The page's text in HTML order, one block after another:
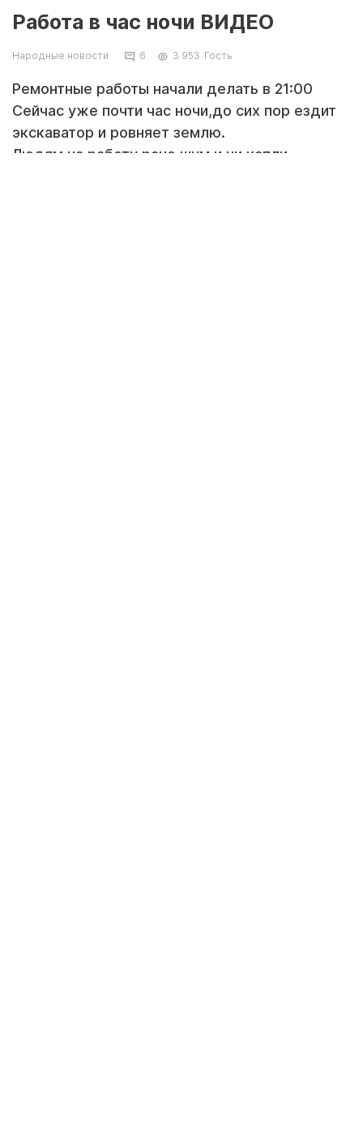
Работа в час ночи ВИДЕО
Народные новости 6 3 953 Гость
Ремонтные работы начали делать в 21:00
Сейчас уже почти час ночи,до сих пор ездит
экскаватор и ровняет землю.
Людям на работу рано,шум,и ни капли